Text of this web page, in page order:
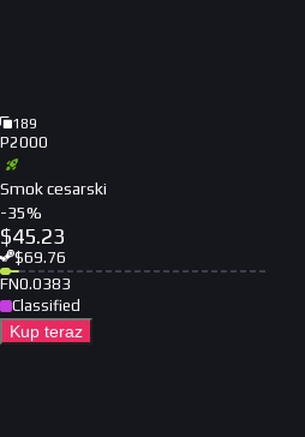
189
P2000
Smok cesarski
-35%
$45.23
$69.76
FN0.0383
Classified
Kup teraz